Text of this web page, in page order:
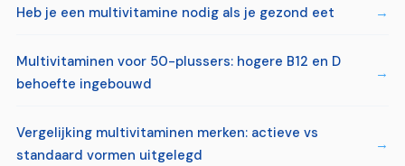
Heb je een multivitamine nodig als je gezond eet
Multivitaminen voor 50-plussers: hogere B12 en D
behoefte ingebouwd
Vergelijking multivitaminen merken: actieve vs
standaard vormen uitgelegd